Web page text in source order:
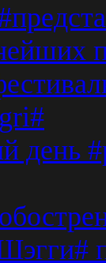
день